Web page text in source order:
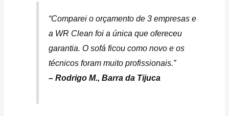
“Comparei o orçamento de 3 empresas e
a WR Clean foi a única que ofereceu
garantia. O sofá ficou como novo e os
técnicos foram muito profissionais.”
– Rodrigo M., Barra da Tijuca